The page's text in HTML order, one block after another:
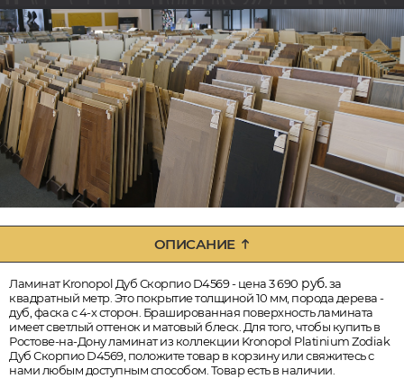
ОПИСАНИЕ
Ламинат Kronopol Дуб Скорпио D4569 - цена 3 690 руб.за
квадратный метр. Это покрытие толщиной 10 мм, порода дерева -
дуб, фаска с 4-х сторон. Брашированная поверхность ламината
имеет светлый оттенок и матовый блеск. Для того, чтобы купить в
Ростове-на-Дону ламинат из коллекции Kronopol Platinium Zodiak
Дуб Скорпио D4569, положите товар в корзину или свяжитесь с
нами любым доступным способом. Товар есть в наличии.